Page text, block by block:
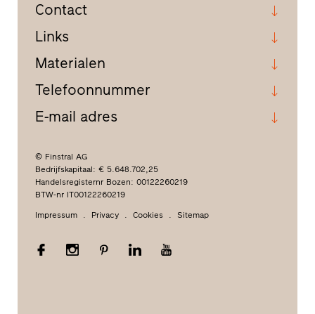
Contact
Links
Materialen
Telefoonnummer
E-mail adres
© Finstral AG
Bedrijfskapitaal: € 5.648.702,25
Handelsregisternr Bozen: 00122260219
BTW-nr IT00122260219
Impressum Privacy Cookies Sitemap